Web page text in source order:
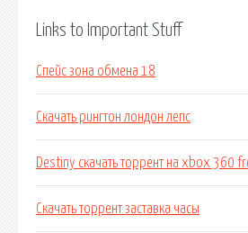
Links to Important Stuff
Спейс зона обмена 18
Скачать рингтон лондон лепс
Destiny скачать торрент на xbox 360
Скачать торрент заставка часы